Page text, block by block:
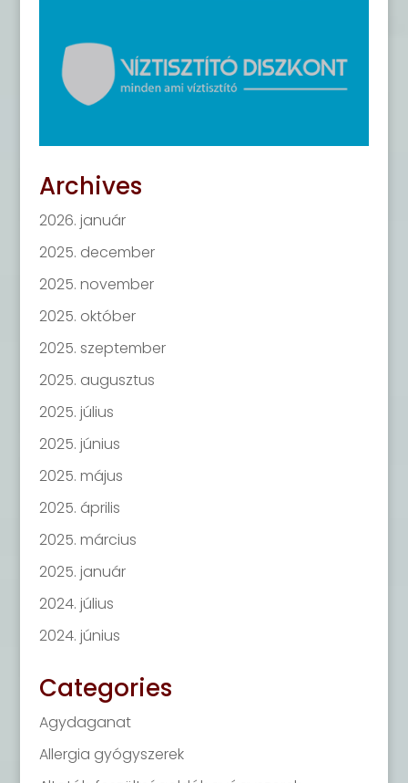
Archives
2026. január
2025. december
2025. november
2025. október
2025. szeptember
2025. augusztus
2025. július
2025. június
2025. május
2025. április
2025. március
2025. január
2024. július
2024. június
Categories
Agydaganat
Allergia gyógyszerek